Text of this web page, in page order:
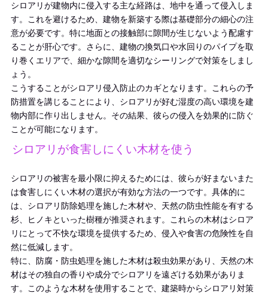
シロアリが建物内に侵入する主な経路は、地中を通って侵入しま
す。これを避けるため、建物を新築する際は基礎部分の細心の注
意が必要です。特に地面との接触部に隙間が生じないよう配慮す
ることが肝心です。さらに、建物の換気口や水回りのパイプを取
り巻くエリアで、細かな隙間を適切なシーリングで対策をしまし
ょう。
こうすることがシロアリ侵入防止のカギとなります。これらの予
防措置を講じることにより、シロアリが好む湿度の高い環境を建
物内部に作り出しません。その結果、彼らの侵入を効果的に防ぐ
ことが可能になります。
シロアリが食害しにくい木材を使う
シロアリの被害を最小限に抑えるためには、彼らが好まないまた
は食害しにくい木材の選択が有効な方法の一つです。具体的に
は、シロアリ防除処理を施した木材や、天然の防虫性能を有する
杉、ヒノキといった樹種が推奨されます。これらの木材はシロア
リにとって不快な環境を提供するため、侵入や食害の危険性を自
然に低減します。
特に、防腐・防虫処理を施した木材は殺虫効果があり、天然の木
材はその独自の香りや成分でシロアリを遠ざける効果がありま
す。このような木材を使用することで、建築時からシロアリ対策